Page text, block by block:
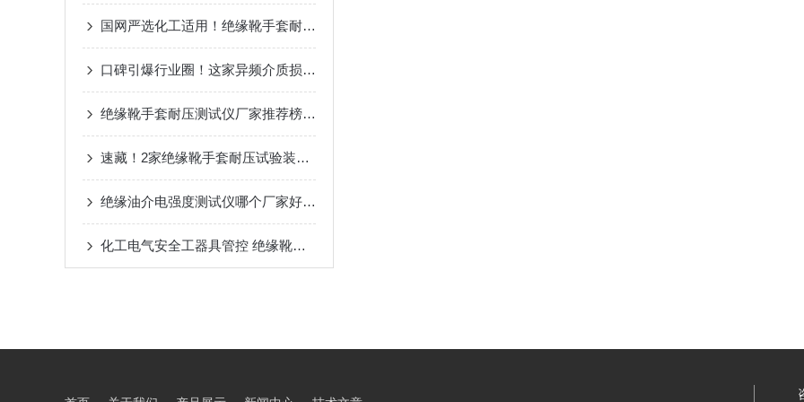
国网严选化工适用！绝缘靴手套耐压试验装置，武汉两企口碑之选​
口碑引爆行业圈！这家异频介质损耗测试仪现货商让客户抢着下单
绝缘靴手套耐压测试仪厂家推荐榜：保障安全的必要装备，可靠与效率并重
速藏！2家绝缘靴手套耐压试验装置制造大厂，靠谱到不用挑！
绝缘油介电强度测试仪哪个厂家好：介电强度测试仪的原理与标准化价值
化工电气安全工器具管控 绝缘靴手套耐压测试仪应用